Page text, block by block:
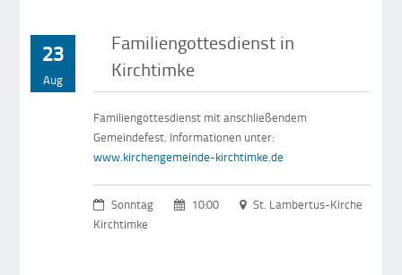
23
Aug
Familiengottesdienst in
Kirchtimke
Familiengottesdienst mit anschließendem
Gemeindefest. Informationen unter:
www.kirchengemeinde-kirchtimke.de
Sonntag 10:00
St. Lambertus-Kirche
Kirchtimke